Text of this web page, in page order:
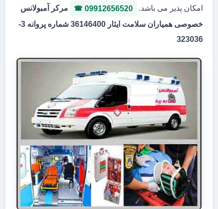
امکان پذیر می باشد.
09912656520
مرکر آمبولانس
خصوصی همیاران سلامت ایثار 36146400 شماره پروانه 3-
323036